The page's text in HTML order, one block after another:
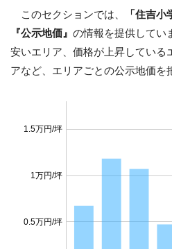
このセクションでは、
「住吉
『公示地価』 の情報を提供してい
安いエリア、価格が上昇している
アなど、エリアごとの公示地価を
0.5万円/坪
1万円/坪
1.5万円/坪